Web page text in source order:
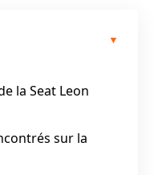
la Seat Leon
sur la